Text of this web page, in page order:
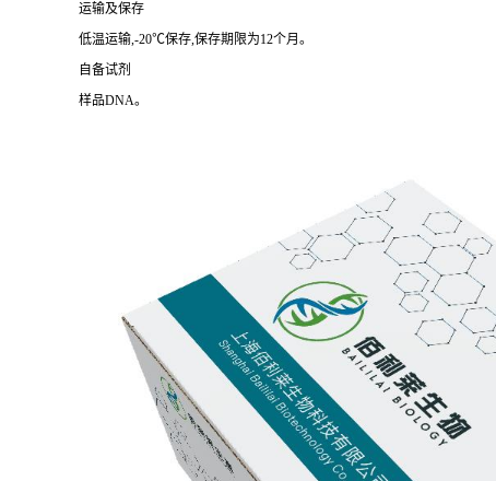
运输及保存
低温运输,-20℃保存,保存期限为12个月。
自备试剂
样品DNA。